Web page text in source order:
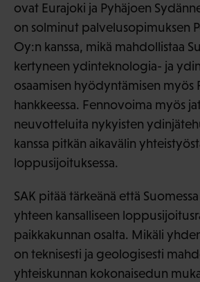
ovat Eurajoki ja Pyhäjoen
on solminut palvelusopimuksen
Oy:n kanssa, mikä mahdollistaa
kertyneen ydinteknologia- ja
osaamisen hyödyntämisen myös
hankkeessa. Fennovoima myös
neuvotteluita nykyisten
kanssa pitkän aikavälin
loppusijoituksessa.
SAK pitää tärkeänä että
yhteen kansalliseen
paikkakunnan osalta. Mikäli
on teknisesti ja geologisesti
yhteiskunnan kokonaisedun